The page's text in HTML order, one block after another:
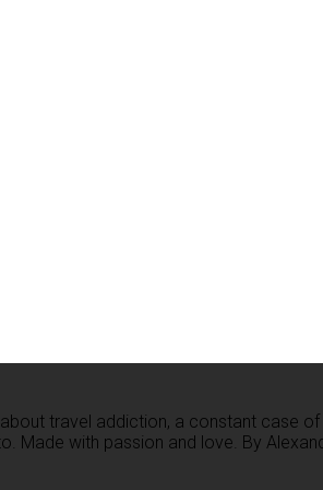
travel addiction, a constant case
with passion and love. By